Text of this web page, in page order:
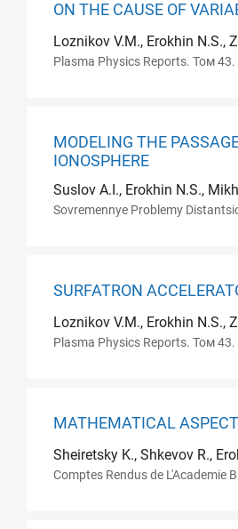
ON THE CAUSE OF
Loznikov V.M., Erokhin N.S.,
Plasma Physics Reports. Том
MODELING THE
IONOSPHERE
Suslov A.I., Erokhin N.S.,
Sovremennye Problemy
SURFATRON
Loznikov V.M., Erokhin N.S.,
Plasma Physics Reports. Том
MATHEMATICAL
Sheiretsky K., Shkevov R.,
Comptes Rendus de L'Academie